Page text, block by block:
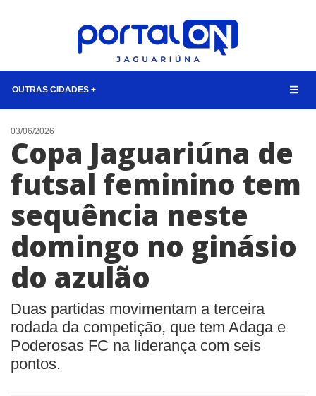
OUTRAS CIDADES +
NOTÍCIAS
LISTA DIGITAL
CONTATO
BUSCAR
03/06/2026
Copa Jaguariúna de
futsal feminino tem
sequência neste
domingo no ginásio
do azulão
Duas partidas movimentam a terceira
rodada da competição, que tem Adaga e
Poderosas FC na liderança com seis
pontos.